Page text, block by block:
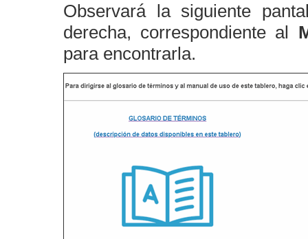
Observará la siguiente
derecha, correspondiente al
para encontrarla.